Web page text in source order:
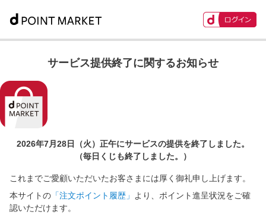
サービス提供終了に関するお知らせ
2026年7月28日（火）正午にサービスの提供を終了しました。
（毎日くじも終了しました。）
これまでご愛顧いただいたお客さまには厚く御礼申し上げます。
本サイトの 「注文ポイント履歴」
より、ポイント進呈状況をご確
認いただけます。